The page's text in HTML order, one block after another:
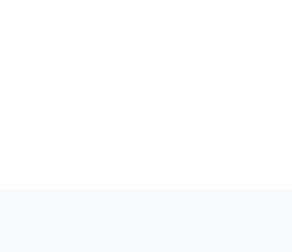
の他に，以下の各号に定
本サービスの提供または